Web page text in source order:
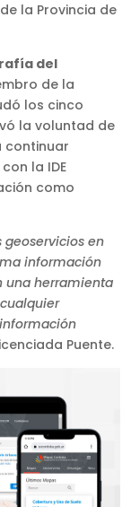
la Provincia de
del
de la
los cinco
la voluntad de
continuar
la IDE
como
geoservicios en
información
una herramienta
Puente.